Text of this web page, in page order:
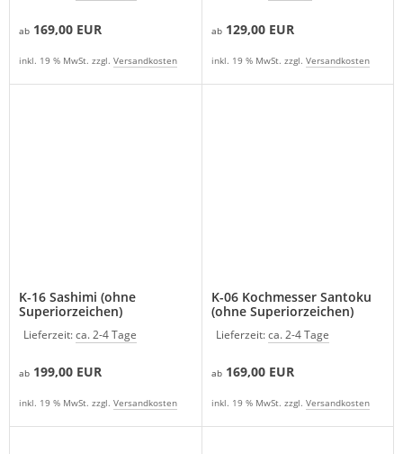
ab 169,00 EUR
inkl. 19 % MwSt. zzgl. Versandkosten
ab 129,00 EUR
inkl. 19 % MwSt. zzgl. Versandkosten
K-16 Sashimi (ohne
Superiorzeichen)
Lieferzeit:ca. 2-4 Tage
ab 199,00 EUR
inkl. 19 % MwSt. zzgl. Versandkosten
K-06 Kochmesser Santoku
(ohne Superiorzeichen)
Lieferzeit:ca. 2-4 Tage
ab 169,00 EUR
inkl. 19 % MwSt. zzgl. Versandkosten